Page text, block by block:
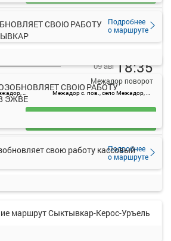
Подробнее
о маршруте
Межадор с. (заезд), село Межадор, Россия
09 авг18:35
Межадор поворот
Межадор с. пов., село Межадор, Россия
Подробнее
о маршруте
СВОЮ РАБОТУ
СВОЮ РАБОТУ
ЭЖВЕ
свою работу кассовый
маршрут Сыктывкар-Керос-Уръель